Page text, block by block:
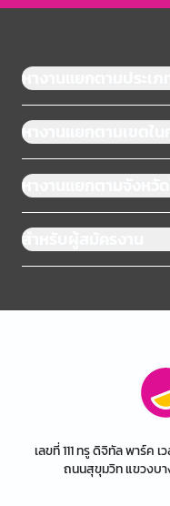
หางานแยกตามประเภท
หางานแยกตามเขตใน
หางานแยกตามจังหวัด
สำหรับผู้สมัครงาน
เลขที่ 111 ทรู ดิจิทัล พาร์ค
ถนนสุขุมวิท แขวงบา